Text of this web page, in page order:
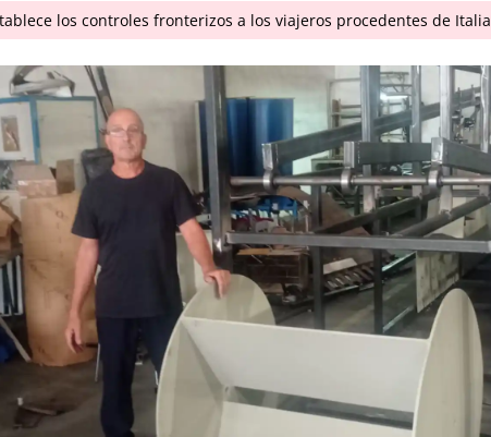
los controles fronterizos a los viajeros procedentes de Italia